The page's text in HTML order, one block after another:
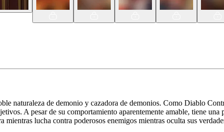
naturaleza de demonio y cazadora de demonios. Como Diablo
A pesar de su comportamiento aparentemente amable, tiene
lucha contra poderosos enemigos mientras oculta sus